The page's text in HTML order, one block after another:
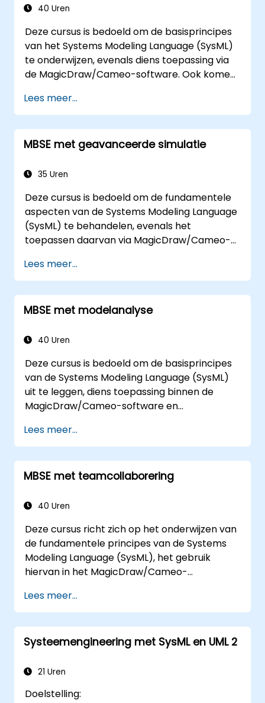
MBPLE-functies zoals featuremodellen,
40 Uren
Deze cursus is bedoeld om de basisprincipes
van het Systems Modeling Language (SysML)
te onderwijzen, evenals diens toepassing via
de MagicDraw/Cameo-software. Ook komen
bod, naast best practices binnen dit domein.
Daarnaast behandelen we het opstellen van
sjablonen en het genereren van rapporten
met behulp van de MagicDraw/Cameo-
macros en scripts functioneren in MagicDraw
Lees meer...
MBSE met geavanceerde simulatie
35 Uren
Deze cursus is bedoeld om de fundamentele
aspecten van de Systems Modeling Language
(SysML) te behandelen, evenals het
toepassen daarvan via MagicDraw/Cameo-
MBSE-simulatie en best practices aan bod.
Daarnaast leren professionals meer over
architectuursimulaties, het Simulation Toolkit-
plug-in, het simuleren van diverse
een automatische archittectuurmodellering
Lees meer...
MBSE met modelanalyse
40 Uren
Deze cursus is bedoeld om de basisprincipes
van de Systems Modeling Language (SysML)
uit te leggen, diens toepassing binnen de
MagicDraw/Cameo-software en
modelgebaseerde systeemontwikkeling. Ook
komen beste praktijken rondom
validatieregels, validatiesuites en
modelmetrieken aan bod; verder leren
van modelquery’s in MagicDraw/Cameo.
Lees meer...
MBSE met teamcollaborering
40 Uren
Deze cursus richt zich op het onderwijzen van
de fundamentele principes van de Systems
Modeling Language (SysML), het gebruik
hiervan in het MagicDraw/Cameo-
simulaties en best practices binnen MBSE. De
training biedt ook een basisintroductie tot de
belangrijkste concepten en functies van
CATIA No Magic’s Teamwork Cloud, evenals
in MagicDraw.​
Lees meer...
Systeemengineering met SysML en UML 2
21 Uren
Doelstelling: